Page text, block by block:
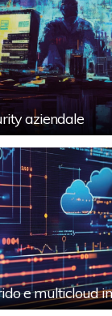
aziendale
e multicloud